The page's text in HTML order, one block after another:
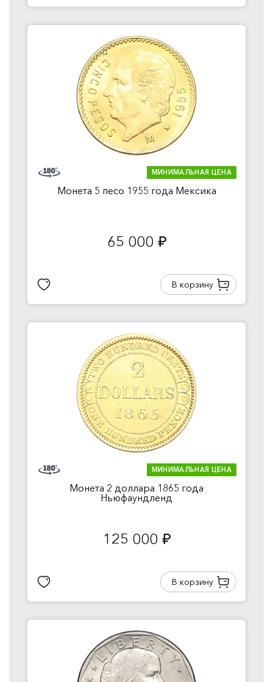
МИНИМАЛЬНАЯ ЦЕНА
Монета 5 песо 1955 года Мексика
65 000 руб.
В корзину
МИНИМАЛЬНАЯ ЦЕНА
Монета 2 доллара 1865 года
Ньюфаундленд
125 000 руб.
В корзину